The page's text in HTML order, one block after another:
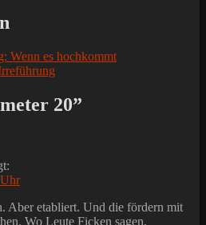
Wenn es hochkommt
20”
Aber etabliert. Und die fördern mit
Wo Leute Ficken sagen.